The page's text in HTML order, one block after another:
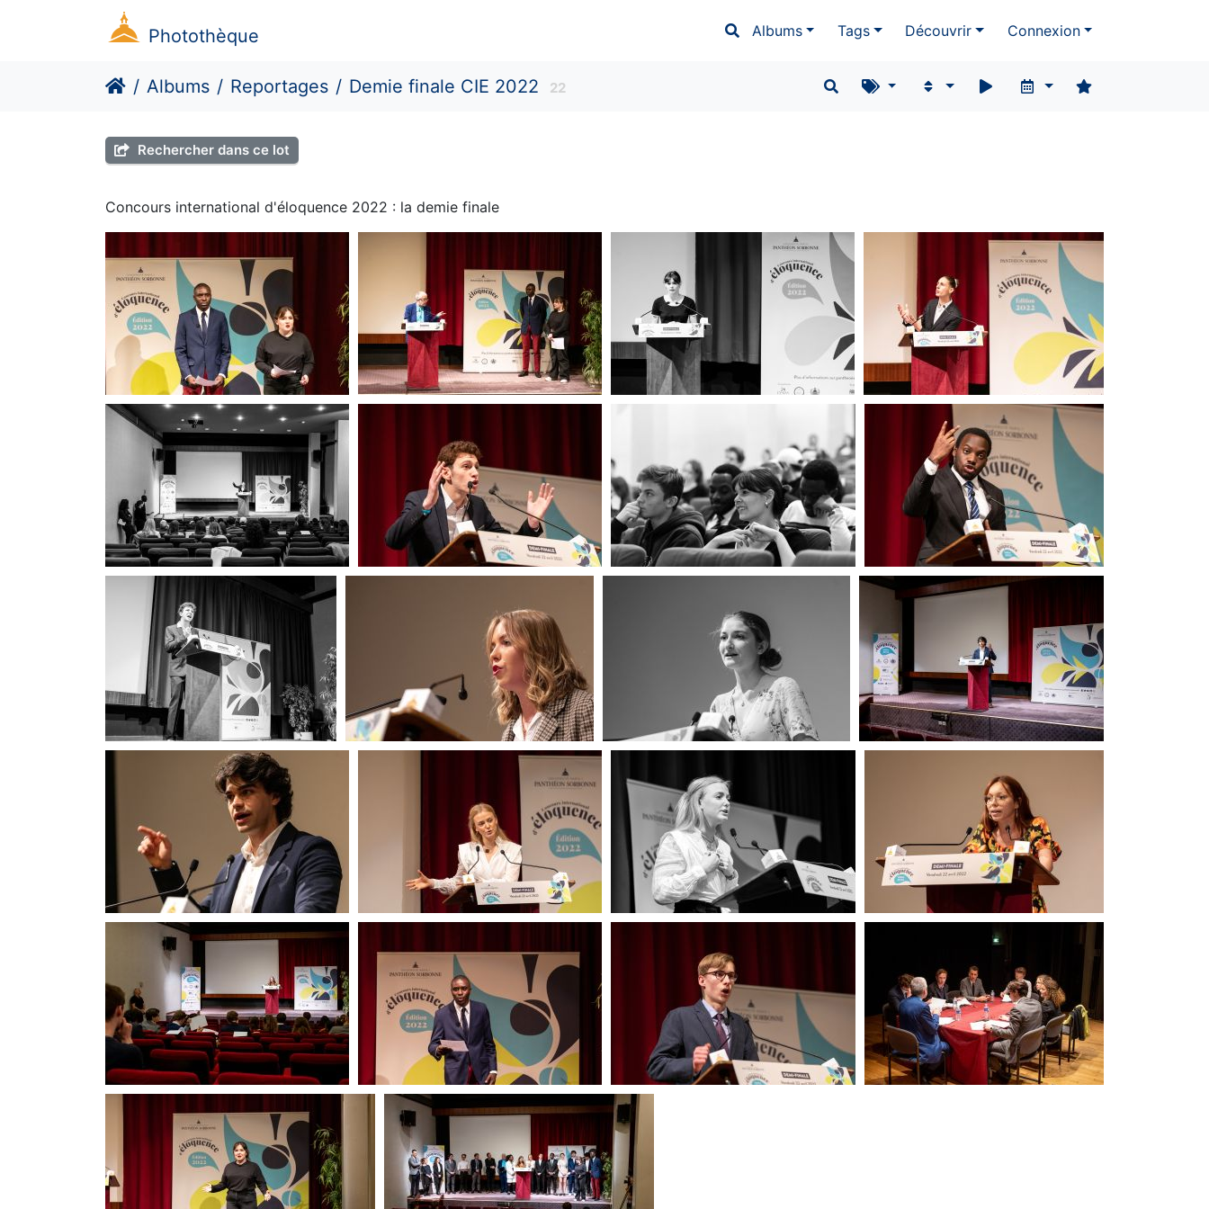
Photothèque Albums Tags Découvrir Connexion
Albums Reportages Demie finale CIE 2022 22
Rechercher dans ce lot
Concours international d'éloquence 2022 : la demie finale